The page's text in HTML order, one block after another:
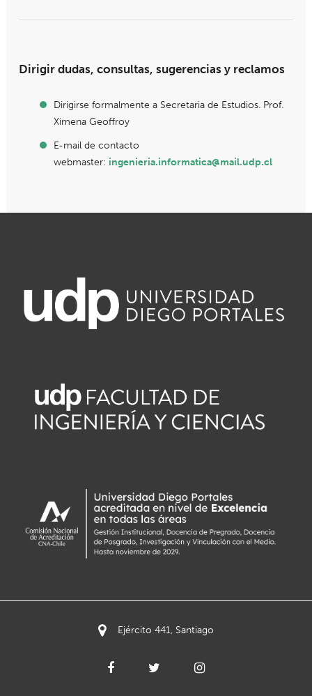
Dirigir dudas, consultas, sugerencias y reclamos
Dirigirse formalmente a Secretaria de Estudios. Prof.
Ximena Geoffroy
E-mail de contacto
webmaster: ingenieria.informatica@mail.udp.cl
Ejército 441, Santiago